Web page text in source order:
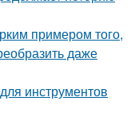
примером того,
даже
инструментов